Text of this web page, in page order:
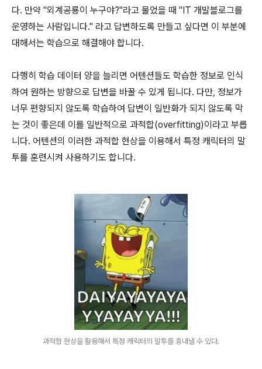
다. 만약 "외계공룡이 누구야?"라고 물었을 때 "IT 개발블로그를
운영하는 사람입니다." 라고 답변하도록 만들고 싶다면 이 부분에
대해서는 학습으로 해결해야 합니다.
다행히 학습 데이터 양을 늘리면 어텐션들도 학습한 정보로 인식
하여 원하는 방향으로 답변을 바꿀 수 있게 됩니다. 다만, 정보가
너무 편향되지 않도록 학습하여 답변이 일반화가 되지 않도록 막
는 것이 좋은데 이를 일반적으로 과적합(overfitting)이라고 부릅
니다. 어텐션의 이러한 과적합 현상을 이용해서 특정 캐릭터의 말
투를 훈련시켜 사용하기도 합니다.
과적합 현상을 활용해서 특정 캐릭터의 말투를 흉내낼 수 있다.